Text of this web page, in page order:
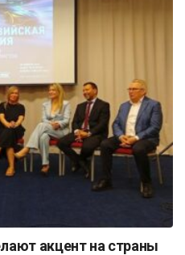
акцент на страны